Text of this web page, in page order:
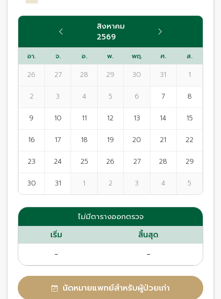
สิงหาคม
2569
อา. จ. อ. พ. พฤ. ศ. ส.
26 27 28 29 30 31 1
2 3 4 5 6 7 8
9 10 11 12 13 14 15
16 17 18 19 20 21 22
23 24 25 26 27 28 29
30 31 1 2 3 4 5
ไม่มีตารางออกตรวจ
เริ่ม สิ้นสุด
- -
นัดหมายแพทย์สำหรับผู้ป่วยเก่า